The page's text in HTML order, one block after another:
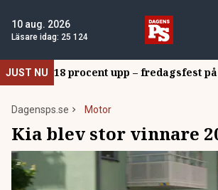
10 aug. 2026
Läsare idag: 25 124
JUST NU 18 procent upp – fredagsfest
Dagensps.se Motor
Kia blev stor vinnare